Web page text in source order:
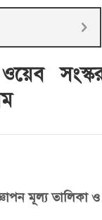
মূল্য তালিকা